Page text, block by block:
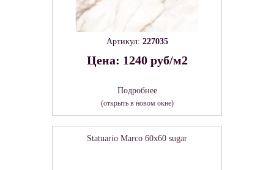
Артикул: 227035
Цена: 1240 руб/м2
Подробнее
(открыть в новом окне)
Statuario Marco 60х60 sugar